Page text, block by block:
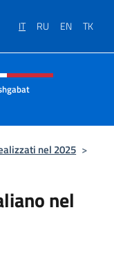
IT RU EN TK
e menù
nel 2025 >
nel